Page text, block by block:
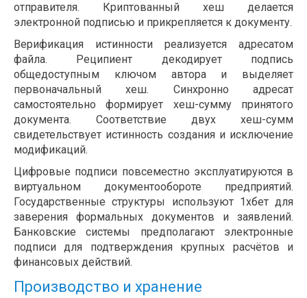
отправителя. Криптованный хеш делается
электронной подписью и прикрепляется к документу.
Верификация истинности реализуется адресатом
файла. Реципиент декодирует подпись
общедоступным ключом автора и выделяет
первоначальный хеш. Синхронно адресат
самостоятельно формирует хеш-сумму принятого
документа. Соответствие двух хеш-сумм
свидетельствует истинность создания и исключение
модификаций.
Цифровые подписи повсеместно эксплуатируются в
виртуальном документообороте предприятий.
Государственные структуры используют 1хбет для
заверения формальных документов и заявлений.
Банковские системы предполагают электронные
подписи для подтверждения крупных расчётов и
финансовых действий.
Производство и хранение